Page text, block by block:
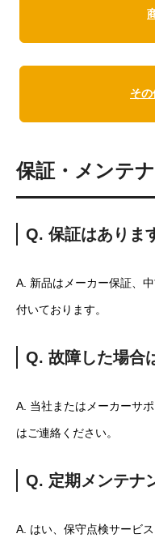
そ
保証・メンテ
Q. 保証はありま
A. 新品はメーカー保証、
付いております。
Q. 故障した場合
A. 当社またはメーカーサ
はご連絡ください。
Q. 定期メンテナ
A. はい、保守点検サービ